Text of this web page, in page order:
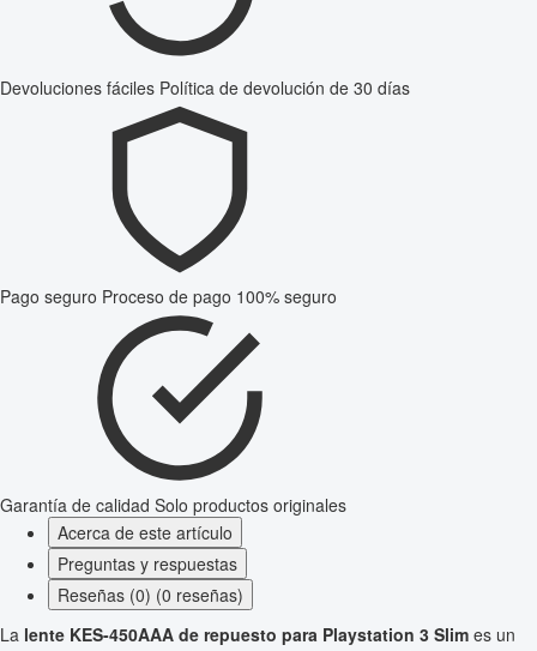
Devoluciones fáciles Política de devolución de 30 días
Pago seguro Proceso de pago 100% seguro
Garantía de calidad Solo productos originales
Acerca de este artículo
Preguntas y respuestas
Reseñas (0) (0 reseñas)
La lente KES-450AAA de repuesto para Playstation 3 Slim es un